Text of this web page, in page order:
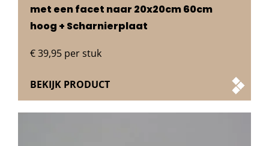
met een facet naar 20x20cm 60cm
hoog + Scharnierplaat
€39,95per stuk
BEKIJK PRODUCT